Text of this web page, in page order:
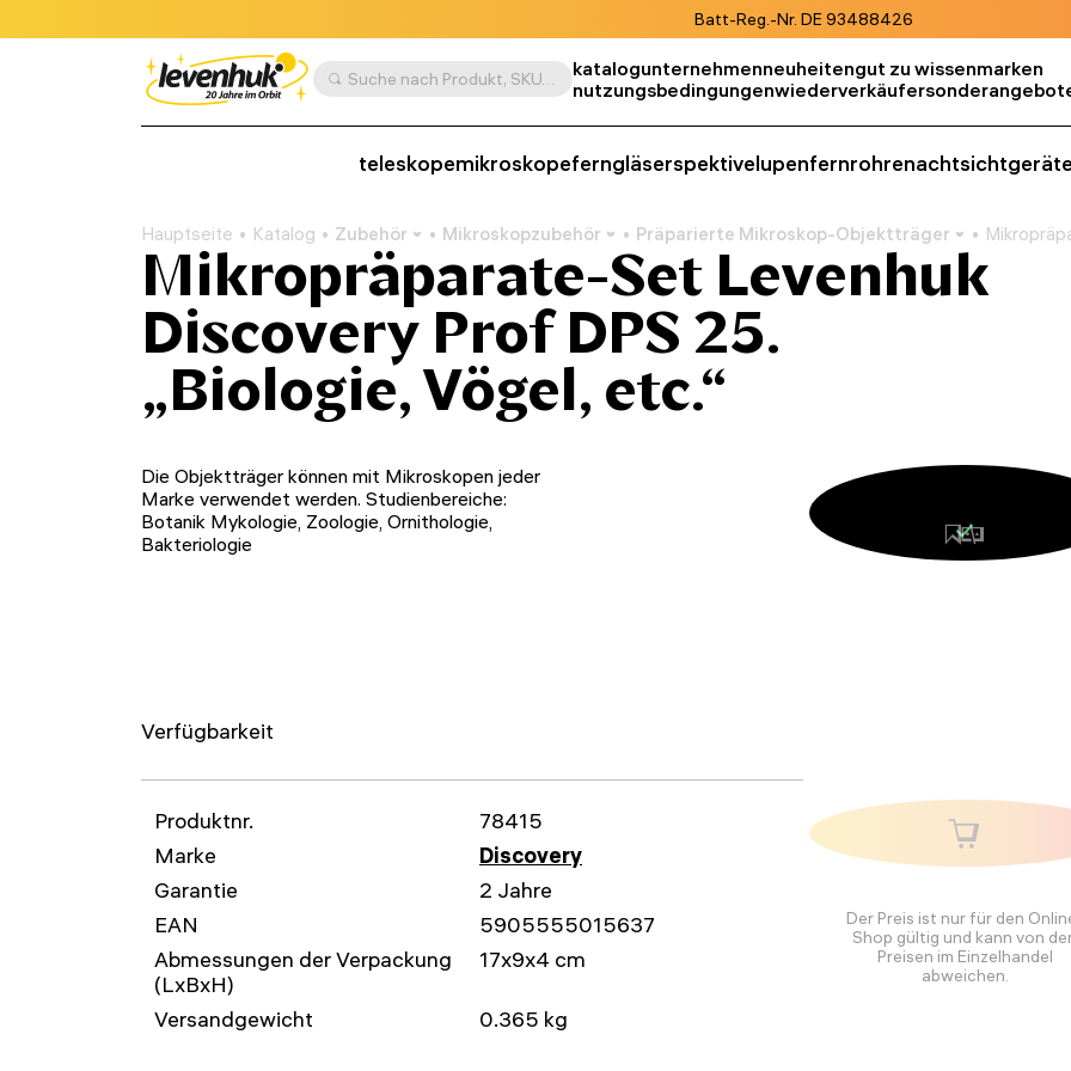
Batt-Reg.-Nr. DE 93488426
Suche nach Produkt, SKU, Kategorie, usw. katalogunternehmenneuheitengut zu wissenmarken
nutzungsbedingungenwiederverkäufer
teleskopemikroskopeferngläserspektivelupenfernrohre
Hauptseite Katalog Zubehör Mikroskopzubehör Präparierte Mikroskop-Objektträger
Mikropräparate-Set Levenhuk
Discovery Prof DPS 25.
„Biologie, Vögel, etc.“
Der Preis ist nur für den
Shop gültig und kann von
Preisen im Einzelhandel
abweichen.
Die Objektträger können mit Mikroskopen jeder
Marke verwendet werden. Studienbereiche:
Botanik Mykologie, Zoologie, Ornithologie,
Bakteriologie
Verfügbarkeit
Produktnr.
78415
Marke
Discovery
Garantie
2 Jahre
EAN
5905555015637
Abmessungen der Verpackung
(LxBxH)
17x9x4 cm
Versandgewicht 0.365 kg